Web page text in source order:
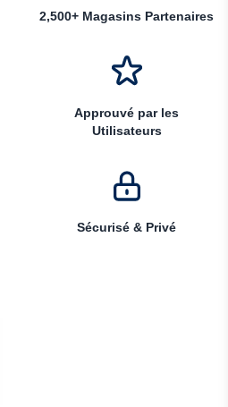
2,500+ Magasins Partenaires
Approuvé par les
Utilisateurs
Sécurisé & Privé